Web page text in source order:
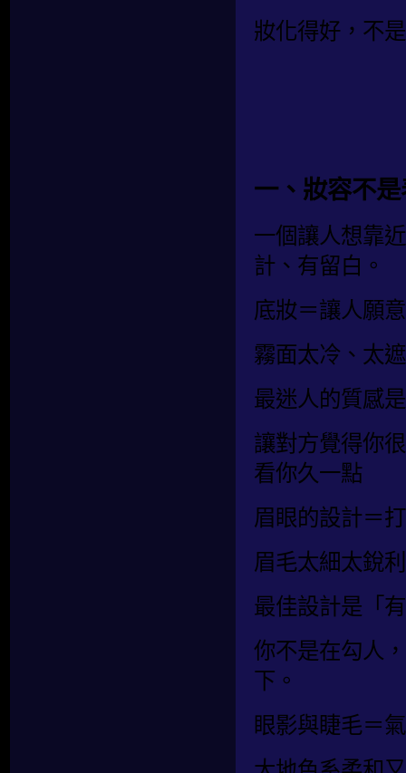
妝化得好，不
一、妝容不
一個讓人想靠
計、有留白。
底妝＝讓人願
霧面太冷、太
最迷人的質感
讓對方覺得你
看你久一點
眉眼的設計＝
眉毛太細太銳
最佳設計是「
你不是在勾人
下。
眼影與睫毛＝